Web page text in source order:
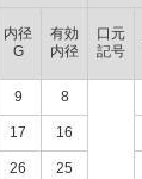
内径
G
有効
内径
口元
記号
9 8
17 16
26 25